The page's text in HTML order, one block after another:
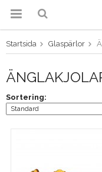
Startsida Glaspärlor
Sortering: